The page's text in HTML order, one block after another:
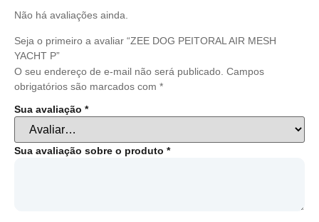
Não há avaliações ainda.
Seja o primeiro a avaliar “ZEE DOG PEITORAL AIR MESH
YACHT P”
O seu endereço de e-mail não será publicado. Campos
obrigatórios são marcados com *
Sua avaliação *
Sua avaliação sobre o produto *